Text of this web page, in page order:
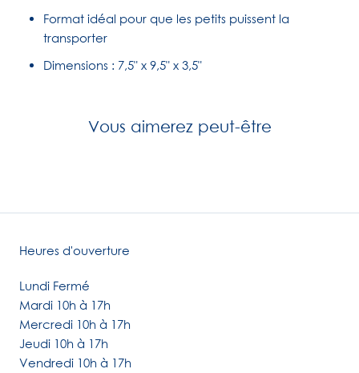
Format idéal pour que les petits puissent la
transporter
Dimensions : 7,5" x 9,5" x 3,5"
Vous aimerez peut-être
Heures d'ouverture
Lundi Fermé
Mardi 10h à 17h
Mercredi 10h à 17h
Jeudi 10h à 17h
Vendredi 10h à 17h